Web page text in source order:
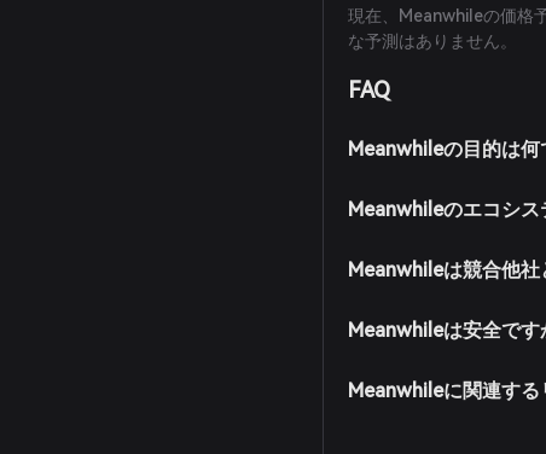
現在、Meanwhileの価格
な予測はありません。
FAQ
Meanwhileの目的は何
Meanwhileのエコシス
Meanwhileは競合他社
Meanwhileは安全です
Meanwhileに関連する